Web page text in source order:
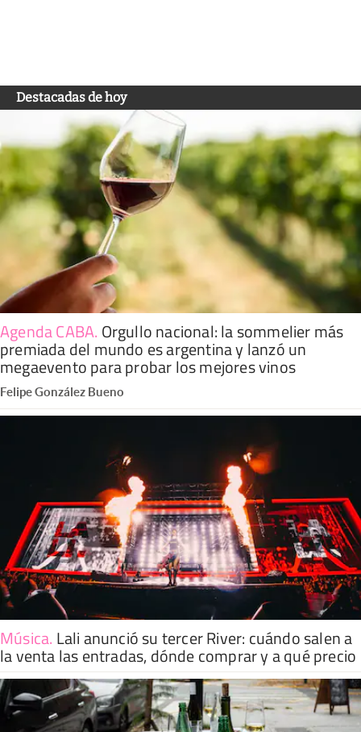
Destacadas de hoy
Agenda CABA. Orgullo nacional: la sommelier más
premiada del mundo es argentina y lanzó un
megaevento para probar los mejores vinos
Felipe González Bueno
Música. Lali anunció su tercer River: cuándo salen a
la venta las entradas, dónde comprar y a qué precio